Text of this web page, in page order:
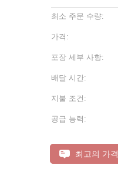
최소 주문 수량:
가격:
포장 세부 사항:
배달 시간:
지불 조건:
공급 능력:
최고의 가격